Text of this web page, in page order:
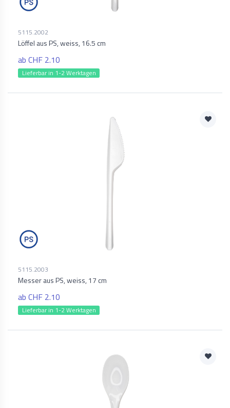
5115.2002
Löffel aus PS, weiss, 16.5 cm
ab CHF 2.10
Lieferbar in 1-2 Werktagen
5115.2003
Messer aus PS, weiss, 17 cm
ab CHF 2.10
Lieferbar in 1-2 Werktagen